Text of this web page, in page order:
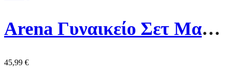
Arena Γυναικείο Σετ Μαγιό Μπικίνι 008818-907 Ροζ
45,99 €